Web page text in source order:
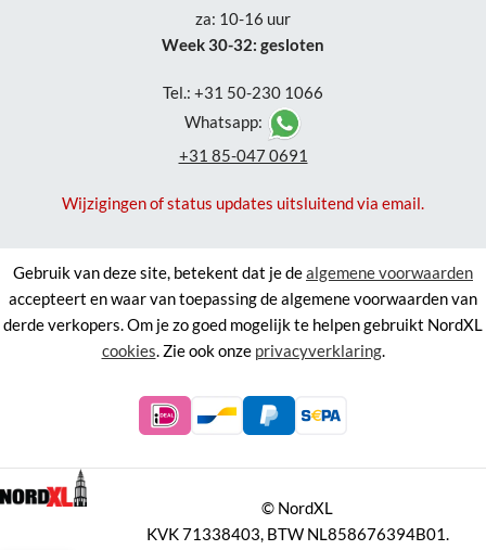
za: 10-16 uur
Week 30-32: gesloten
Tel.: +31 50-230 1066
Whatsapp:
+31 85-047 0691
Wijzigingen of status updates uitsluitend via email.
Gebruik van deze site, betekent dat je dealgemene voorwaarden
accepteert en waar van toepassing de algemene voorwaarden van
derde verkopers. Om je zo goed mogelijk te helpen gebruikt NordXL
cookies. Zie ook onze privacyverklaring.
© NordXL
KVK 71338403, BTW NL858676394B01.